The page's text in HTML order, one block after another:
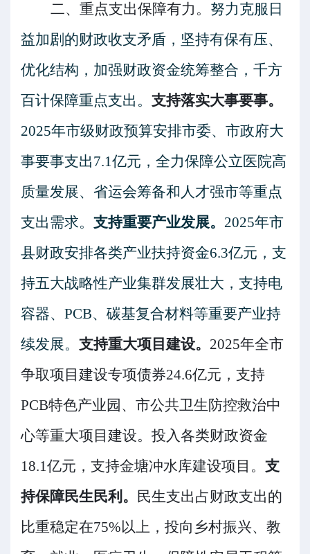
二、重点支出保障有力。 努力克服日
益加剧的财政收支矛盾，坚持有保有压、
优化结构，加强财政资金统筹整合，千方
百计保障重点支出。 支持落实大事要事。
2025年市级财政预算安排市委、市政府大
事要事支出7.1亿元，全力保障公立医院高
质量发展、省运会筹备和人才强市等重点
支出需求。 支持重要产业发展。 2025年市
县财政安排各类产业扶持资金6.3亿元，支
持五大战略性产业集群发展壮大，支持电
容器、 PCB、碳基复合材料等重要产业持
续发展。 支持重大项目建设。 2025年全市
争取项目建设专项债券24.6亿元，支持
PCB特色产业园、市公共卫生防控救治中
心等重大项目建设。投入各类财政资金
18.1亿元，支持金塘冲水库建设项目。 支
持保障民生民利 。
民生支出占财政支出的
比重稳定在75%以上，投向乡村振兴、教